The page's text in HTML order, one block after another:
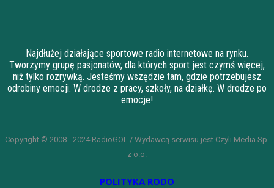
Najdłużej działające sportowe radio internetowe na rynku.
Tworzymy grupę pasjonatów, dla których sport jest czymś więcej,
niż tylko rozrywką. Jesteśmy wszędzie tam, gdzie potrzebujesz
odrobiny emocji. W drodze z pracy, szkoły, na działkę. W drodze po
emocje!
Copyright © 2008 - 2024 RadioGOL / Wydawcą serwisu jest Czyli Media Sp.
z o.o.
POLITYKA RODO